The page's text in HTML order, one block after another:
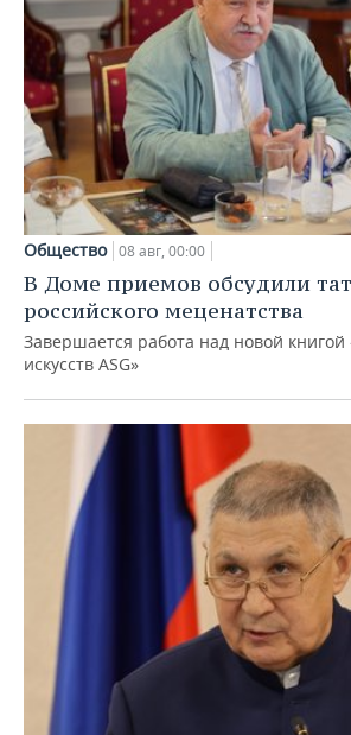
Общество 08 авг, 00:00
В Доме приемов обсудили
российского меценатства
Завершается работа над новой
искусств ASG»